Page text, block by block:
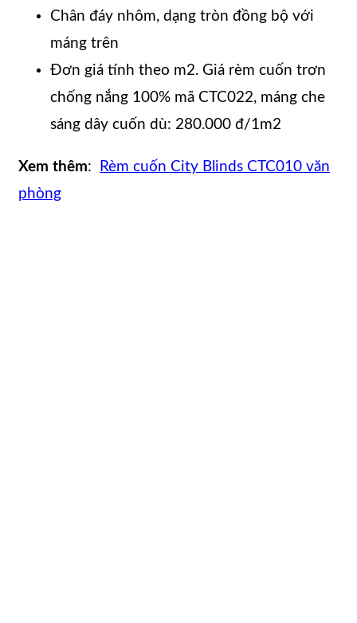
Chân đáy nhôm, dạng tròn đồng bộ với
máng trên
Đơn giá tính theo m2. Giá rèm cuốn trơn
chống nắng 100% mã CTC022, máng che
sáng dây cuốn dù: 280.000 đ/1m2
Xem thêm:
Rèm cuốn City Blinds CTC010 văn
phòng